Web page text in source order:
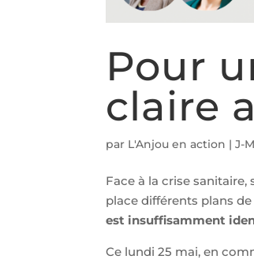
Pour
claire
par L'Anjou en action |J-
Face à la crise
place différents plans
est insuffisamment
Ce lundi 25 mai, en